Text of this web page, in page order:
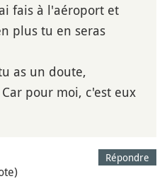
fais à l'aéroport et
plus tu en seras
as un doute,
pour moi, c'est eux
Répondre